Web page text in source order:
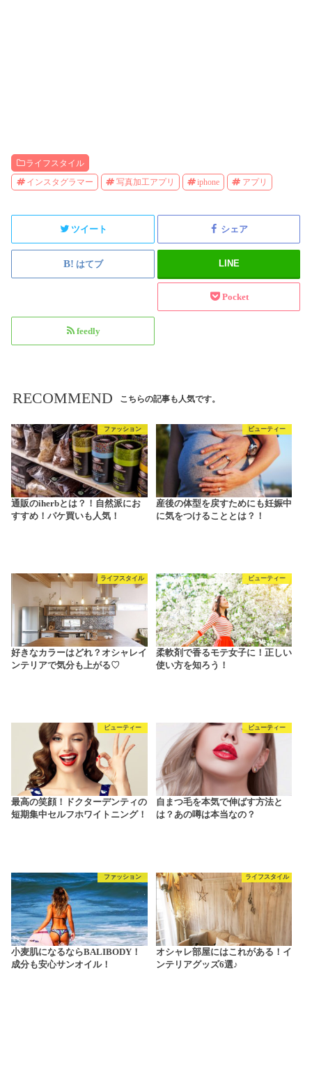
ライフスタイル
インスタグラマー
写真加工アプリ iphone アプリ
ツイート シェア
はてブ LINE
Pocket
feedly
RECOMMEND こちらの記事も人気です。
ファッション
通販のiherbとは？！自然派にお
すすめ！パケ買いも人気！
ビューティー
産後の体型を戻すためにも妊娠中
に気をつけることとは？！
ライフスタイル
好きなカラーはどれ？オシャレイ
ンテリアで気分も上がる♡
ビューティー
柔軟剤で香るモテ女子に！正しい
使い方を知ろう！
ビューティー
最高の笑顔！ドクターデンティの
短期集中セルフホワイトニング！
ビューティー
自まつ毛を本気で伸ばす方法と
は？あの噂は本当なの？
ファッション
小麦肌になるならBALIBODY！
成分も安心サンオイル！
ライフスタイル
オシャレ部屋にはこれがある！イ
ンテリアグッズ6選♪